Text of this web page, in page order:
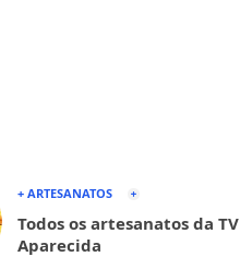
+ ARTESANATOS
Todos os artesanatos da TV
Aparecida